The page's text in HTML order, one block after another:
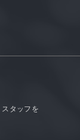
タッフを